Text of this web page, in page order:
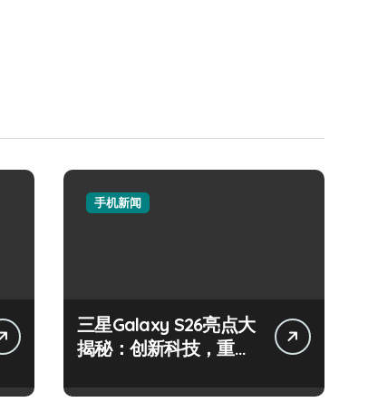
手机新闻
三星Galaxy S26亮点大
揭秘：创新科技，重塑